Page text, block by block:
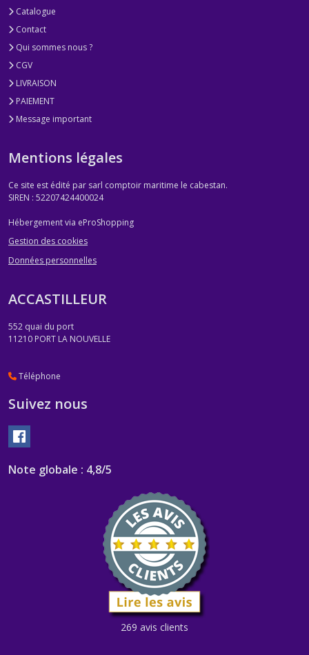
Catalogue
Contact
Qui sommes nous ?
CGV
LIVRAISON
PAIEMENT
Message important
Mentions légales
Ce site est édité par sarl comptoir maritime le cabestan.
SIREN : 52207424400024
Hébergement via eProShopping
Gestion des cookies
Données personnelles
ACCASTILLEUR
552 quai du port
11210 PORT LA NOUVELLE
Téléphone
Suivez nous
Note globale : 4,8/5
269 avis clients